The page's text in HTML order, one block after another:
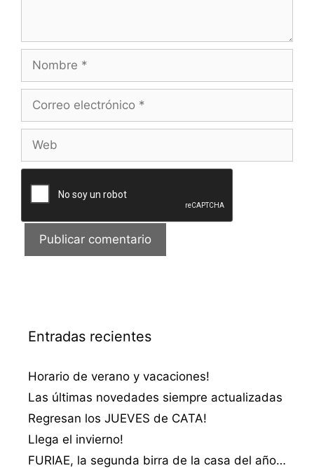
electrónico
Entradas recientes
Horario de verano y vacaciones!
Las últimas novedades siempre actualizadas
Regresan los JUEVES de CATA!
Llega el invierno!
FURIAE, la segunda birra de la casa del año…